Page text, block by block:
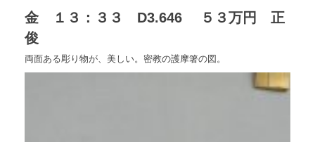
金 １３：３３ D3.646 ５３万円 正
俊
両面ある彫り物が、美しい。密教の護摩箸の図。